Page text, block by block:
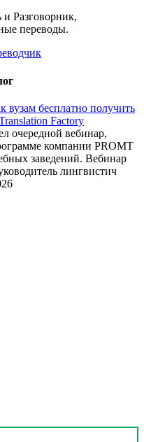
Разговорник,
переводы.
вузам бесплатно получить
Factory
очередной вебинар,
компании PROMT
заведений. Вебинар
лингвистич